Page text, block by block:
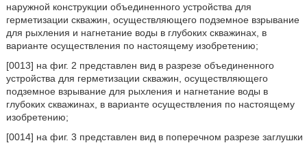
наружной конструкции объединенного устройства для
герметизации скважин, осуществляющего подземное взрывание
для рыхления и нагнетание воды в глубоких скважинах, в
варианте осуществления по настоящему изобретению;
[0013] на фиг. 2 представлен вид в разрезе объединенного
устройства для герметизации скважин, осуществляющего
подземное взрывание для рыхления и нагнетание воды в
глубоких скважинах, в варианте осуществления по настоящему
изобретению;
[0014] на фиг. 3 представлен вид в поперечном разрезе заглушки